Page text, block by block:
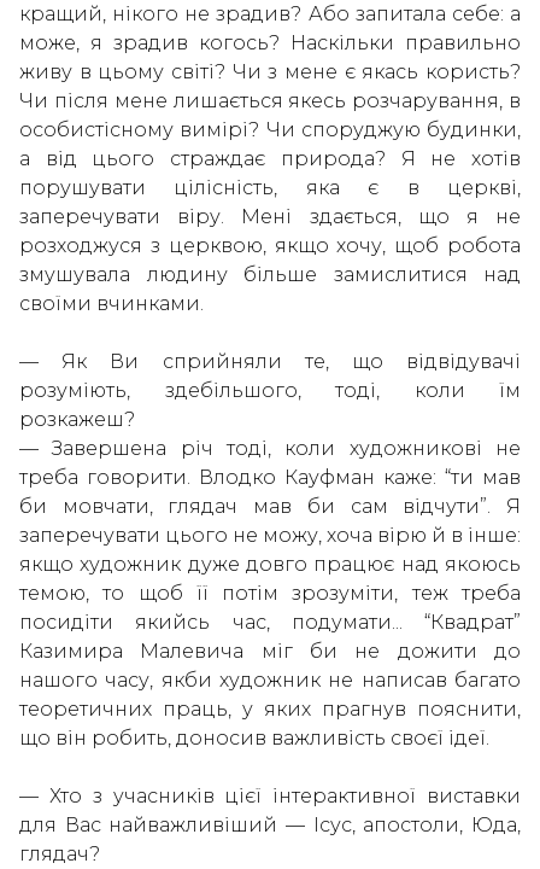
кращий, нікого не зрадив? Або запитала себе: а
може, я зрадив когось? Наскільки правильно
живу в цьому світі? Чи з мене є якась користь?
Чи після мене лишається якесь розчарування, в
особистісному вимірі? Чи споруджую будинки,
а від цього страждає природа? Я не хотів
порушувати цілісність, яка є в церкві,
заперечувати віру. Мені здається, що я не
розходжуся з церквою, якщо хочу, щоб робота
змушувала людину більше замислитися над
своїми вчинками.
— Як Ви сприйняли те, що відвідувачі
розуміють, здебільшого, тоді, коли їм
розкажеш?
— Завершена річ тоді, коли художникові не
треба говорити. Влодко Кауфман каже: “ти мав
би мовчати, глядач мав би сам відчути”. Я
заперечувати цього не можу, хоча вірю й в інше:
якщо художник дуже довго працює над якоюсь
темою, то щоб її потім зрозуміти, теж треба
посидіти якийсь час, подумати... “Квадрат”
Казимира Малевича міг би не дожити до
нашого часу, якби художник не написав багато
теоретичних праць, у яких прагнув пояснити,
що він робить, доносив важливість своєї ідеї.
— Хто з учасників цієї інтерактивної виставки
для Вас найважливіший — Ісус, апостоли, Юда,
глядач?